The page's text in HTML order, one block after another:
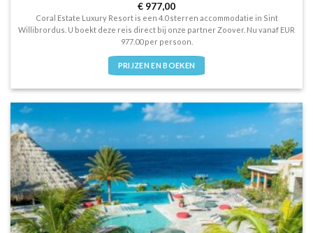
Waardering
4.0 uit 5
€ 977,00
Coral Estate Luxury Resort is een 4.0 sterren accommodatie in Sint
Willibrordus. U boekt deze reis direct bij onze partner Zoover. Nu vanaf EUR
977.00 per persoon.
PRIJZEN EN BOEKEN